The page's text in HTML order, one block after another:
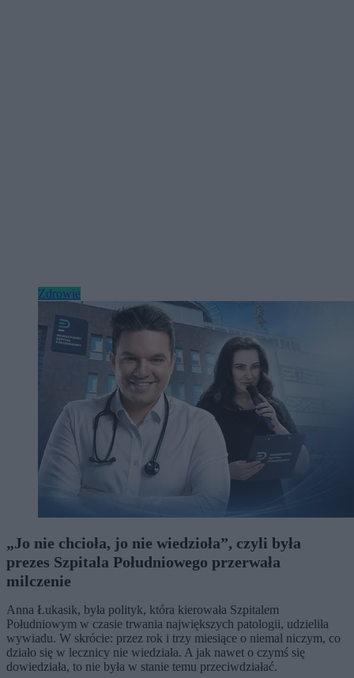
Zdrowie
„Jo nie chcioła, jo nie wiedzioła”, czyli była
prezes Szpitala Południowego przerwała
milczenie
Anna Łukasik, była polityk, która kierowała Szpitalem
Południowym w czasie trwania największych patologii, udzieliła
wywiadu. W skrócie: przez rok i trzy miesiące o niemal niczym, co
działo się w lecznicy nie wiedziała. A jak nawet o czymś się
dowiedziała, to nie była w stanie temu przeciwdziałać.